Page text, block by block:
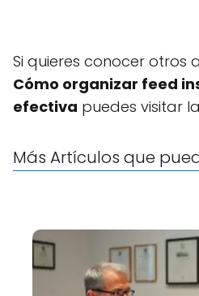
Si quieres conocer otros
Cómo organizar feed
efectiva puedes visitar
Más Artículos que